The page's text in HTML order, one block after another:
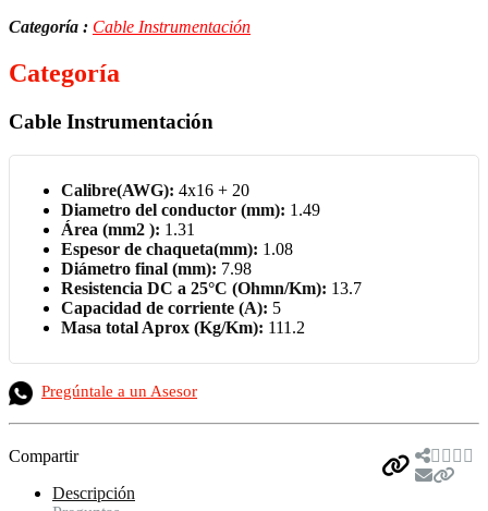
Categoría : Cable Instrumentación
Categoría
Cable Instrumentación
Calibre(AWG): 4x16 + 20
Diametro del conductor (mm): 1.49
Área (mm2 ): 1.31
Espesor de chaqueta(mm): 1.08
Diámetro final (mm): 7.98
Resistencia DC a 25°C (Ohmn/Km): 13.7
Capacidad de corriente (A): 5
Masa total Aprox (Kg/Km): 111.2
Pregúntale a un Asesor
Compartir
Descripción